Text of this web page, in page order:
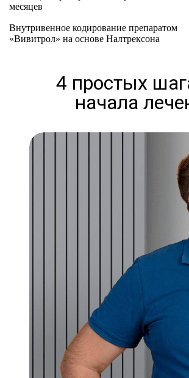
месяцев
Внутривенное кодирование препаратом
«Вивитрол» на основе Налтрексона
4 простых
начала